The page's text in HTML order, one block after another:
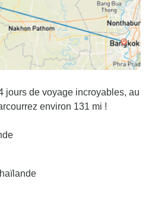
jours de voyage incroyables, au
environ 131 mi !